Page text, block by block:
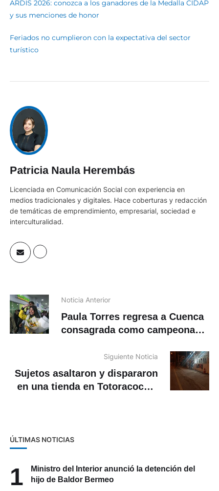
ARDIS 2026: conozca a los ganadores de la Medalla CIDAP
y sus menciones de honor
Feriados no cumplieron con la expectativa del sector
turístico
Patricia Naula Herembás
Licenciada en Comunicación Social con experiencia en
medios tradicionales y digitales. Hace coberturas y redacción
de temáticas de emprendimiento, empresarial, sociedad e
interculturalidad.
Noticia Anterior
Paula Torres regresa a Cuenca
consagrada como campeona
Siguiente Noticia
Sujetos asaltaron y dispararon
en una tienda en Totoracocha,
ÚLTIMAS NOTICIAS
1
Ministro del Interior anunció la detención del
hijo de Baldor Bermeo